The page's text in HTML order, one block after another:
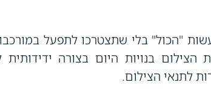
"הכול" בלי שתצטרכו לתפעל
בנויות היום בצורה ידידותית
לתנאי הצילום.